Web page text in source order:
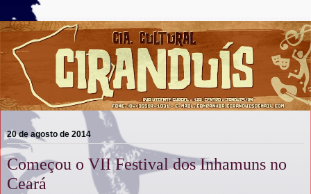
20 de agosto de 2014
Começou o VII Festival dos Inhamuns no
Ceará